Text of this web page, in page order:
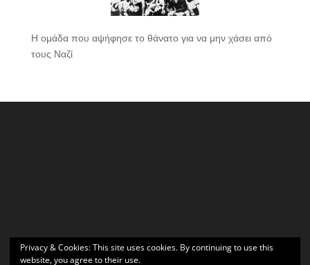
Η ομάδα που αψήφησε το θάνατο για να μην χάσει από
τους Ναζί
Privacy & Cookies: This site uses cookies. By continuing to use this
website, you agree to their use.